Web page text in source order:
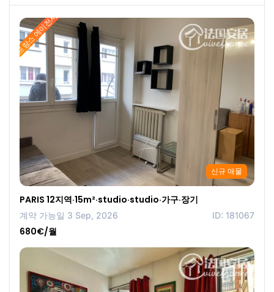
프랑스 에이전시
신규 매물
PARIS 12지역·15m²·studio·studio·가구·장기
계약 가능일 3 Sep, 2026 ID: 181067
680€/월